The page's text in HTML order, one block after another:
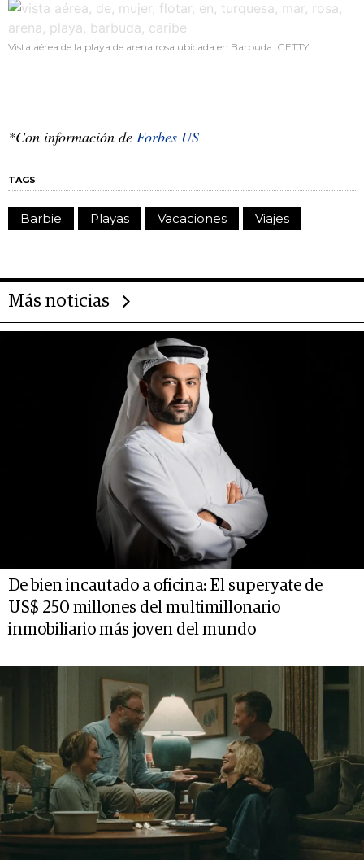
Vista aérea de la playa de arena rosa ubicada en Barbuda. GETTY
*Con información de Forbes US
TAGS
Barbie Playas Vacaciones Viajes
Más noticias
De bien incautado a oficina: El superyate de
US$ 250 millones del multimillonario
inmobiliario más joven del mundo